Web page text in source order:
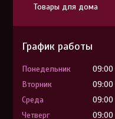
Товары для дома
График работы
Понедельник 09:00
Вторник
09:00
Среда
09:00
Четверг
09:00